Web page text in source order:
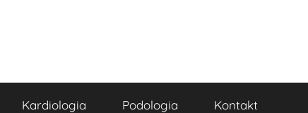
Kardiologia Podologia Kontakt